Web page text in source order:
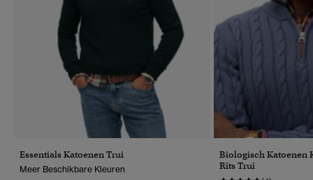
Essentials Katoenen Trui
Meer Beschikbare Kleuren
Biologisch Katoenen
Rits Trui